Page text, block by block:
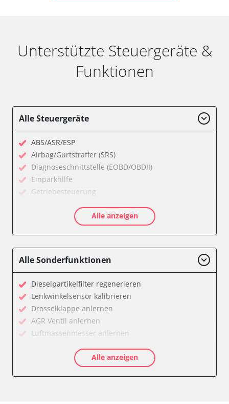
Unterstützte Steuergeräte &
Funktionen
Alle Steuergeräte
ABS/ASR/ESP
Airbag/Gurtstraffer (SRS)
Diagnoseschnittstelle (EOBD/OBDII)
Einparkhilfe
Getriebesteuerung
Kombiinstrument
Soundsystem
Start Authentifikation
Türsteuergerät vorne links
Türsteuergerät vorne rechts
Wegfahrsperre
Zentralelektronik
Verfügbarkeit abhängig von Modell, Motorisierung, Ausstattung
Alle anzeigen
Alle Sonderfunktionen
Dieselpartikelfilter regenerieren
Lenkwinkelsensor kalibrieren
Drosselklappe anlernen
AGR Ventil anlernen
Luftmassenmesser anlernen
Ölservicerückstellung
Anpassungsparameter zurücksetzen
Alle anzeigen